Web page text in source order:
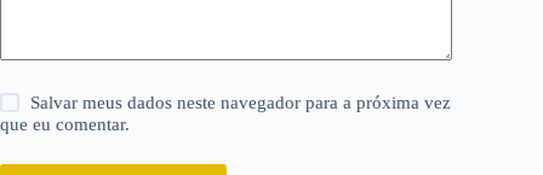
Salvar meus dados neste navegador para a próxima vez
que eu comentar.